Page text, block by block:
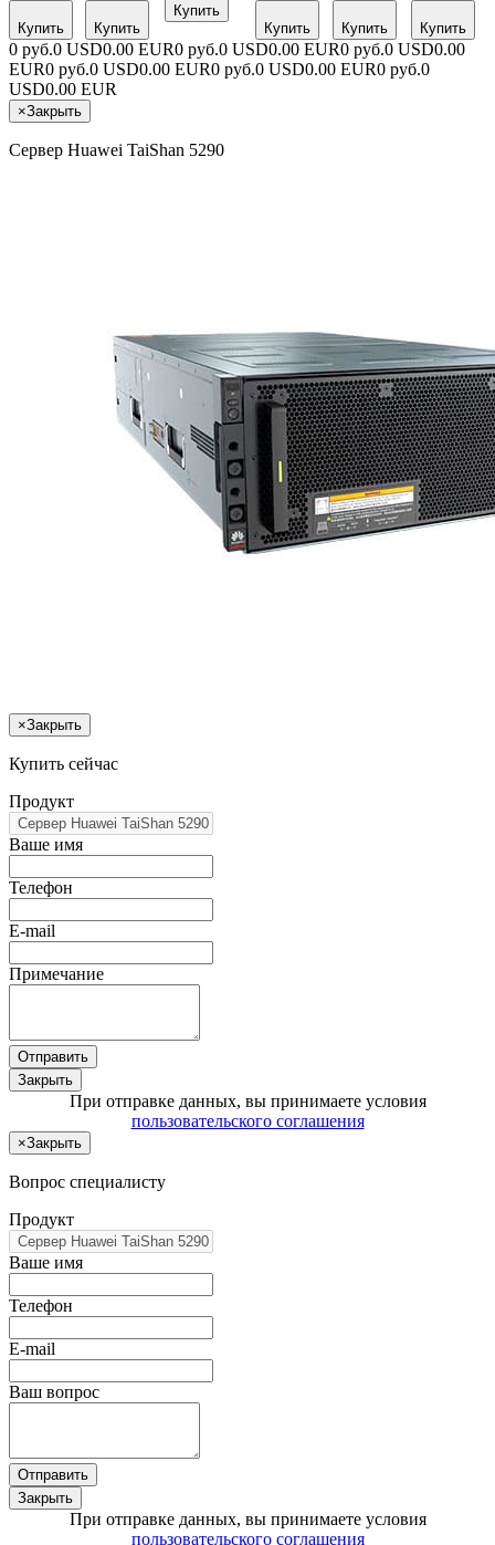
Купить Купить
Купить
Купить Купить Купить
0 руб.0 USD0.00 EUR0 руб.0 USD0.00 EUR0 руб.0 USD0.00
EUR0 руб.0 USD0.00 EUR0 руб.0 USD0.00 EUR0 руб.0
USD0.00 EUR
×Закрыть
Сервер Huawei TaiShan 5290
×Закрыть
Купить сейчас
Продукт
Ваше имя
Телефон
E-mail
Примечание
Отправить
Закрыть
При отправке данных, вы принимаете условия
пользовательского соглашения
×Закрыть
Вопрос специалисту
Продукт
Ваше имя
Телефон
E-mail
Ваш вопрос
Отправить
Закрыть
При отправке данных, вы принимаете условия
пользовательского соглашения